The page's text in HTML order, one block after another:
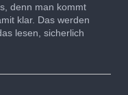
denn man kommt
klar. Das werden
lesen, sicherlich